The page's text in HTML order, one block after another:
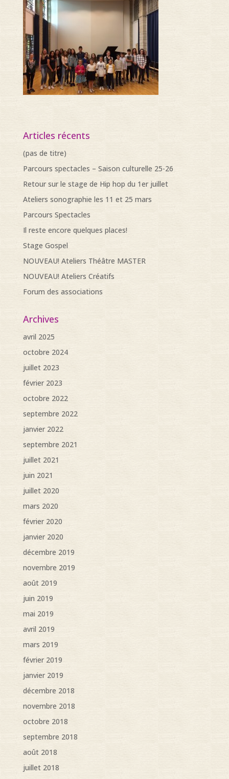
Articles récents
(pas de titre)
Parcours spectacles – Saison culturelle 25-26
Retour sur le stage de Hip hop du 1er juillet
Ateliers sonographie les 11 et 25 mars
Parcours Spectacles
Il reste encore quelques places!
Stage Gospel
NOUVEAU! Ateliers Théâtre MASTER
NOUVEAU! Ateliers Créatifs
Forum des associations
Archives
avril 2025
octobre 2024
juillet 2023
février 2023
octobre 2022
septembre 2022
janvier 2022
septembre 2021
juillet 2021
juin 2021
juillet 2020
mars 2020
février 2020
janvier 2020
décembre 2019
novembre 2019
août 2019
juin 2019
mai 2019
avril 2019
mars 2019
février 2019
janvier 2019
décembre 2018
novembre 2018
octobre 2018
septembre 2018
août 2018
juillet 2018